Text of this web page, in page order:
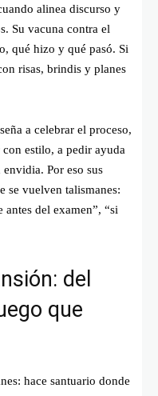
alinea discurso y
Su vacuna contra el
qué hizo y qué pasó. Si
risas, brindis y planes
a celebrar el proceso,
estilo, a pedir ayuda
Por eso sus
se vuelven talismanes:
del examen”, “si
del
que
hace santuario donde